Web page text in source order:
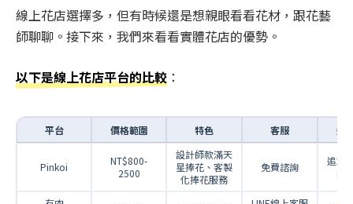
線上花店選擇多，但有時候還是想親眼看看花材，跟花藝
師聊聊。接下來，我們來看看實體花店的優勢。
以下是線上花店平台的比較 ：
平台 價格範圍 特色 客服 適
Pinkoi
NT$800-
2500
設計師款滿天
星捧花、客製
化捧花服務
免費諮詢
追求